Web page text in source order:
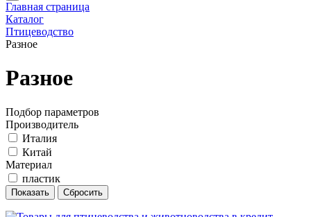
Главная страница
Каталог
Птицеводство
Разное
Разное
Подбор параметров
Производитель
Италия
Китай
Материал
пластик